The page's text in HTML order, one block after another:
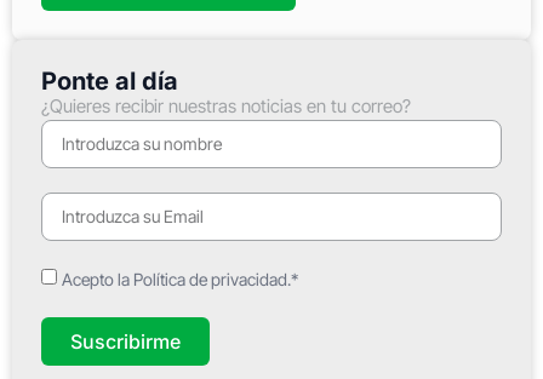
Ponte al día
¿Quieres recibir nuestras noticias en tu correo?
Acepto la Política de privacidad.*
Suscribirme